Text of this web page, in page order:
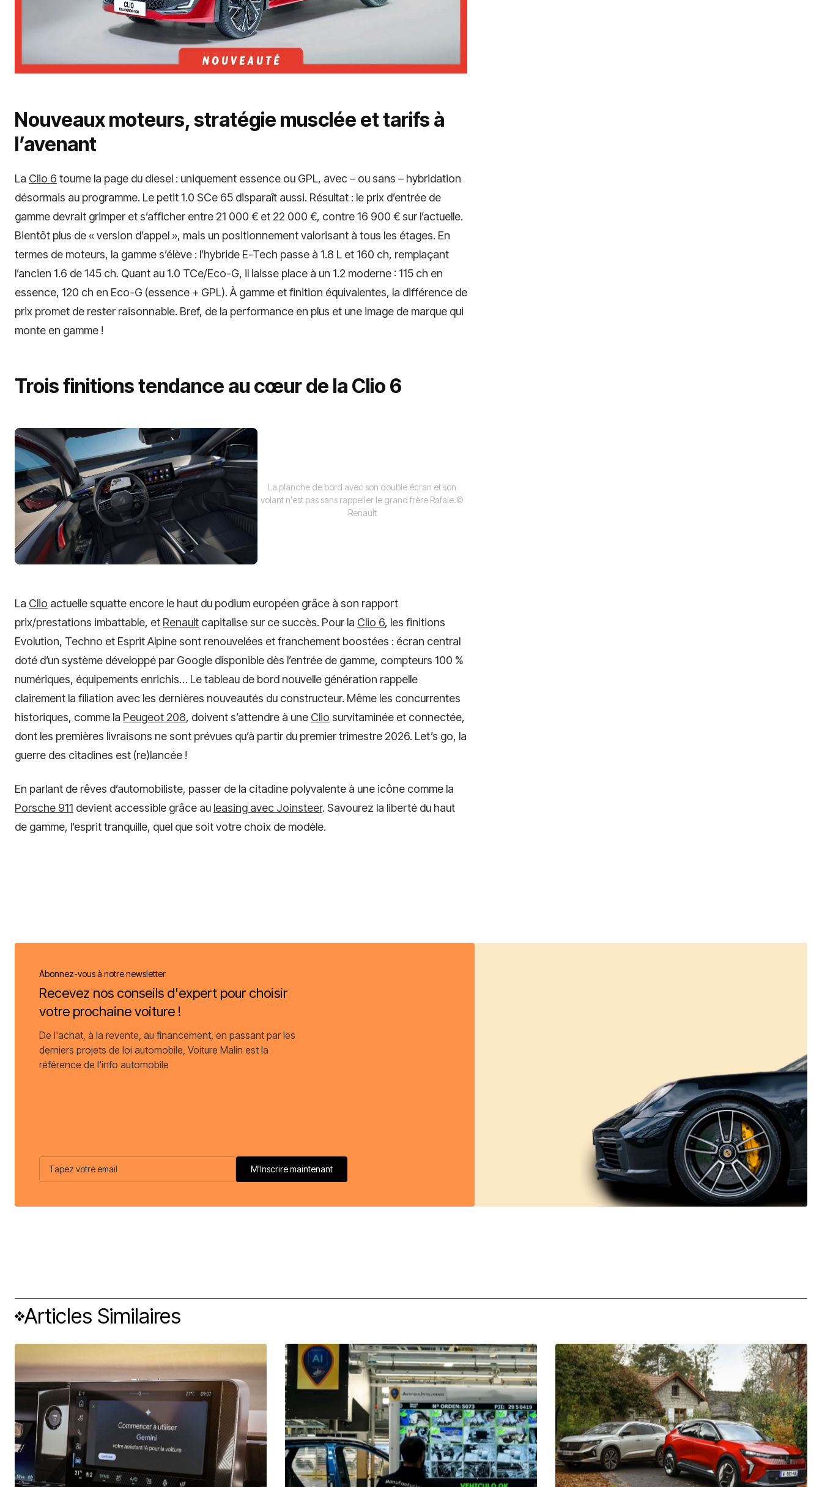
Nouveaux moteurs, stratégie musclée et tarifs à
l’avenant
La Clio 6 tourne la page du diesel : uniquement essence ou GPL, avec – ou sans – hybridation
désormais au programme. Le petit 1.0 SCe 65 disparaît aussi. Résultat : le prix d’entrée de
gamme devrait grimper et s’afficher entre 21 000 € et 22 000 €, contre 16 900 € sur l’actuelle.
Bientôt plus de « version d’appel », mais un positionnement valorisant à tous les étages. En
termes de moteurs, la gamme s’élève : l’hybride E-Tech passe à 1.8 L et 160 ch, remplaçant
l’ancien 1.6 de 145 ch. Quant au 1.0 TCe/Eco-G, il laisse place à un 1.2 moderne : 115 ch en
essence, 120 ch en Eco-G (essence + GPL). À gamme et finition équivalentes, la différence de
prix promet de rester raisonnable. Bref, de la performance en plus et une image de marque qui
monte en gamme !
Trois finitions tendance au cœur de la Clio 6
La planche de bord avec son double écran et son
volant n'est pas sans rappeller le grand frère Rafale.©
Renault
La Clio actuelle squatte encore le haut du podium européen grâce à son rapport
prix/prestations imbattable, et Renault capitalise sur ce succès. Pour la Clio 6, les finitions
Evolution, Techno et Esprit Alpine sont renouvelées et franchement boostées : écran central
doté d’un système développé par Google disponible dès l’entrée de gamme, compteurs 100 %
numériques, équipements enrichis… Le tableau de bord nouvelle génération rappelle
clairement la filiation avec les dernières nouveautés du constructeur. Même les concurrentes
historiques, comme la Peugeot 208, doivent s’attendre à une Clio survitaminée et connectée,
dont les premières livraisons ne sont prévues qu’à partir du premier trimestre 2026. Let’s go, la
guerre des citadines est (re)lancée !
En parlant de rêves d’automobiliste, passer de la citadine polyvalente à une icône comme la
Porsche 911 devient accessible grâce au leasing avec Joinsteer. Savourez la liberté du haut
de gamme, l’esprit tranquille, quel que soit votre choix de modèle.
Abonnez-vous à notre newsletter
Recevez nos conseils d'expert pour choisir
votre prochaine voiture !
De l'achat, à la revente, au financement, en passant par les
derniers projets de loi automobile, Voiture Malin est la
référence de l'info automobile
Articles Similaires